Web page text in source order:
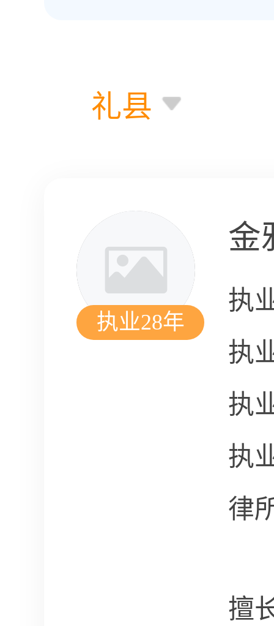
礼县
执业28年
金
执
执
执
执
律
擅